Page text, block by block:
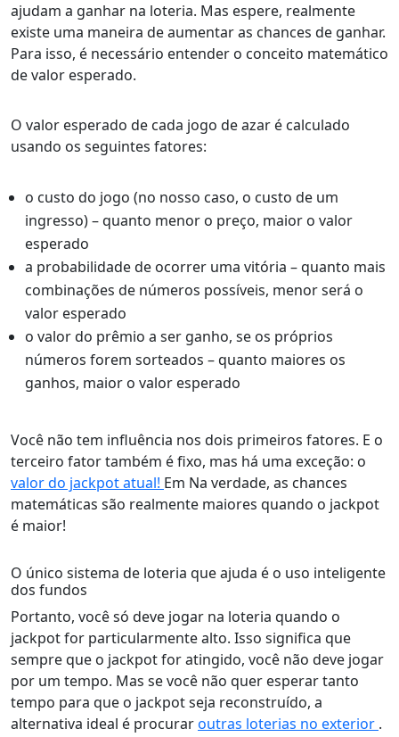
ajudam a ganhar na loteria. Mas espere, realmente
existe uma maneira de aumentar as chances de ganhar.
Para isso, é necessário entender o conceito matemático
de valor esperado.
O valor esperado de cada jogo de azar é calculado
usando os seguintes fatores:
o custo do jogo (no nosso caso, o custo de um
ingresso) – quanto menor o preço, maior o valor
esperado
a probabilidade de ocorrer uma vitória – quanto mais
combinações de números possíveis, menor será o
valor esperado
o valor do prêmio a ser ganho, se os próprios
números forem sorteados – quanto maiores os
ganhos, maior o valor esperado
Você não tem influência nos dois primeiros fatores. E o
terceiro fator também é fixo, mas há uma exceção: o
valor do jackpot atual! Em Na verdade, as chances
matemáticas são realmente maiores quando o jackpot
é maior!
O único sistema de loteria que ajuda é o uso inteligente
dos fundos
Portanto, você só deve jogar na loteria quando o
jackpot for particularmente alto. Isso significa que
sempre que o jackpot for atingido, você não deve jogar
por um tempo. Mas se você não quer esperar tanto
tempo para que o jackpot seja reconstruído, a
alternativa ideal é procuraroutras loterias no exterior .